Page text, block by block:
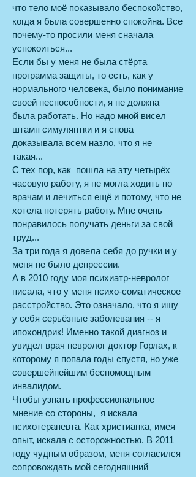
что тело моё показывало беспокойство,
когда я была совершенно спокойна. Все
почему-то просили меня сначала
успокоиться...
Если бы у меня не была стёрта
программа защиты, то есть, как у
нормального человека, было понимание
своей неспособности, я не должна
была работать. Но надо мной висел
штамп симулянтки и я снова
доказывала всем назло, что я не
такая...
С тех пор, как пошла на эту четырёх
часовую работу, я не могла ходить по
врачам и лечиться ещё и потому, что не
хотела потерять работу. Мне очень
понравилось получать деньги за свой
труд...
За три года я довела себя до ручки и у
меня не было депрессии.
А в 2010 году моя психиатр-невролог
писала, что у меня психо-соматическое
расстройство. Это означало, что я ищу
у себя серьёзные заболевания -- я
ипохондрик! Именно такой диагноз и
увидел врач невролог доктор Горлах, к
которому я попала годы спустя, но уже
совершейнейшим беспомощным
инвалидом.
Чтобы узнать профессиональное
мнение со стороны, я искала
психотерапевта. Как христианка, имея
опыт, искала с осторожностью. В 2011
году чудным образом, меня согласился
сопровождать мой сегодняшний